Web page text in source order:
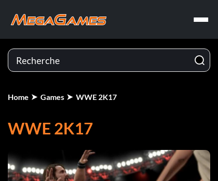
Home Games WWE 2K17
WWE 2K17